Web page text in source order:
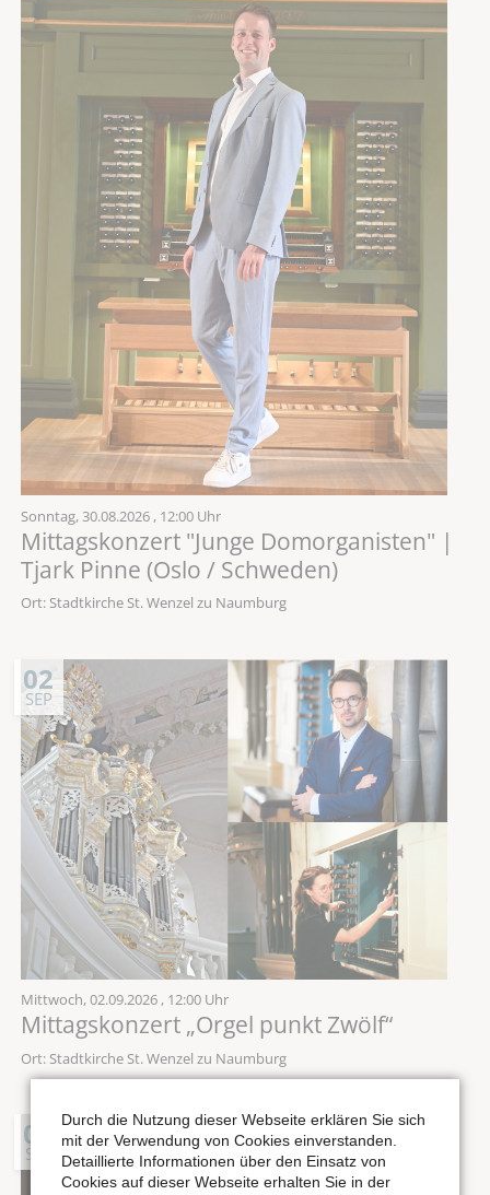
Sonntag,30.08.2026 , 12:00 Uhr
Mittagskonzert "Junge Domorganisten" |
Tjark Pinne (Oslo / Schweden)
Ort: Stadtkirche St. Wenzel zu Naumburg
02
SEP
Mittwoch,02.09.2026 , 12:00 Uhr
Mittagskonzert „Orgel punkt Zwölf“
Ort: Stadtkirche St. Wenzel zu Naumburg
05
SEP
Durch die Nutzung dieser Webseite erklären Sie sich
mit der Verwendung von Cookies einverstanden.
Detaillierte Informationen über den Einsatz von
Cookies auf dieser Webseite erhalten Sie in der